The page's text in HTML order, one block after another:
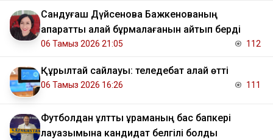
Сандуғаш Дүйсенова Бажкенованың
ақпаратты қалай бұрмалағанын айтып берді
06 Тамыз 2026 21:05 112
Құрылтай сайлауы: теледебат қалай өтті
06 Тамыз 2026 16:26 111
Футболдан ұлттық құраманың бас бапкері
лауазымына кандидат белгілі болды